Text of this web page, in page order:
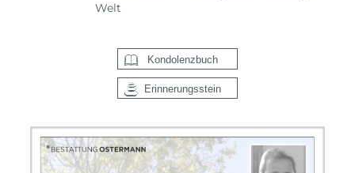
Welt
Kondolenzbuch
Erinnerungsstein